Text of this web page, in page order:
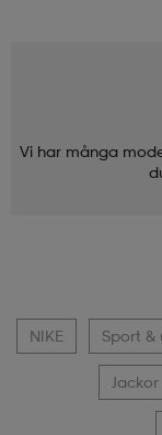
Vi har många
NIKE Sport &